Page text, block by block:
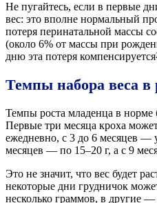
Не пугайтесь, если в первые
вес: это вполне нормальный
потеря перинатальной массы
(около 6% от массы при
дню эта потеря компенсируется
Темпы набора веса
Темпы роста младенца в норме
Первые три месяца кроха
ежедневно, с 3 до 6 месяцев —
месяцев — по 15–20 г, а с 9
Это не значит, что вес будет
некоторые дни грудничок
несколько граммов, в другие —